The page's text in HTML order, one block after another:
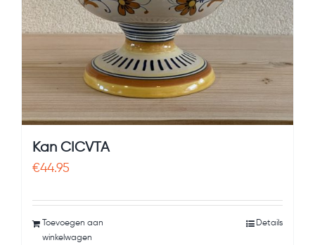
Kan CICVTA
€44.95
Toevoegen aan
winkelwagen
Details